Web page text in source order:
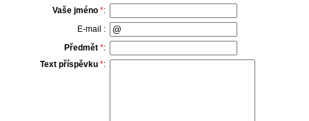
Vaše jméno *:
E-mail :
Předmět *:
Text příspěvku *: